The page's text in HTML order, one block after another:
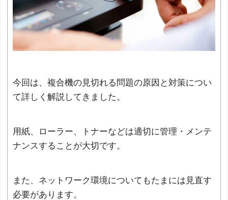
今回は、複合機の見切れる問題の原因と対策につい
て詳しく解説してきました。
用紙、ローラー、トナーなどは適切に管理・メンテ
ナンスすることが大切です。
また、ネットワーク環境についてもたまには見直す
必要があります。